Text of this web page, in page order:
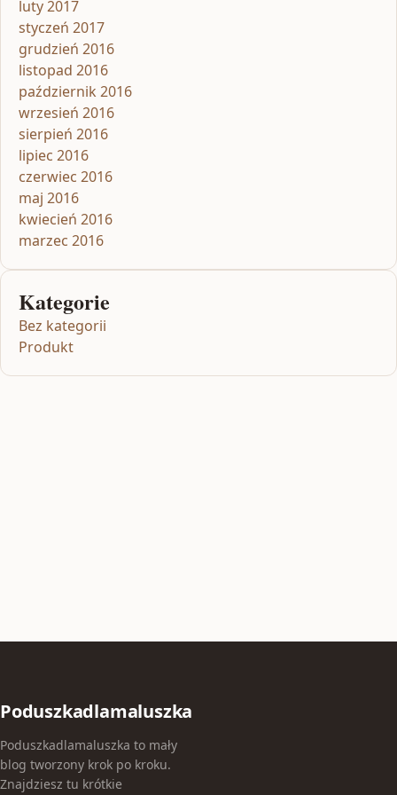
luty 2017
styczeń 2017
grudzień 2016
listopad 2016
październik 2016
wrzesień 2016
sierpień 2016
lipiec 2016
czerwiec 2016
maj 2016
kwiecień 2016
marzec 2016
Kategorie
Bez kategorii
Produkt
Poduszkadlamaluszka
Poduszkadlamaluszka to mały
blog tworzony krok po kroku.
Znajdziesz tu krótkie